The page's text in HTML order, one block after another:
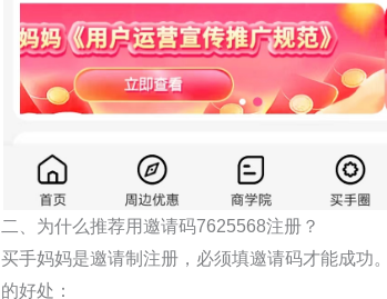
二、为什么推荐用邀请码7625568注册？
买手妈妈是邀请制注册，必须填邀请码才能成功
的好处：